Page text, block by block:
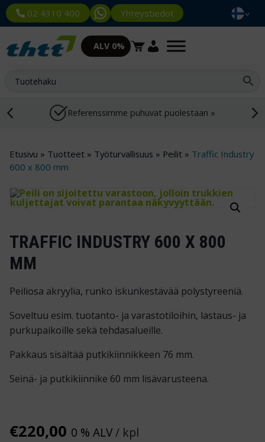
02 4310 400 Yhteystiedot
ALV 0%
Referenssimme puhuvat puolestaan »
Etusivu » Tuotteet » Työturvallisuus » Peilit » Traffic Industry
600 x 800 mm
TRAFFIC INDUSTRY 600 X 800
MM
Peiliosa akryylia, runko iskunkestävää polystyreeniä.
Soveltuu esim. tuotanto- ja varastotiloihin, lastaus- ja
purkupaikoille sekä tehdasalueille.
Pakkaus sisältää putkikiinnikkeen 76 mm.
Seinä- ja putkikiinnike 60 mm lisävarusteena.
€220,00 0 % ALV/ kpl